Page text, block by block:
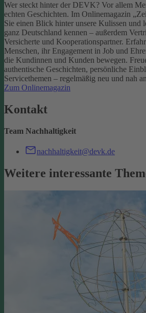
Wer steckt hinter der DEVK? Vor allem
echten Geschichten. Im Onlinemagazin
Sie einen Blick hinter unsere Kulissen und
ganz Deutschland kennen – außerdem
Versicherte und Kooperationspartner.
Menschen, ihr Engagement in Job und
die Kundinnen und Kunden bewegen.
authentische Geschichten, persönliche
Servicethemen – regelmäßig neu und nah
Zum Onlinemagazin
Kontakt
Team Nachhaltigkeit
nachhaltigkeit@devk.de
Weitere interessante